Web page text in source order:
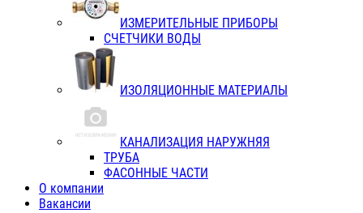
ИЗМЕРИТЕЛЬНЫЕ ПРИБОРЫ
СЧЕТЧИКИ ВОДЫ
ИЗОЛЯЦИОННЫЕ МАТЕРИАЛЫ
КАНАЛИЗАЦИЯ НАРУЖНЯЯ
ТРУБА
ФАСОННЫЕ ЧАСТИ
О компании
Вакансии